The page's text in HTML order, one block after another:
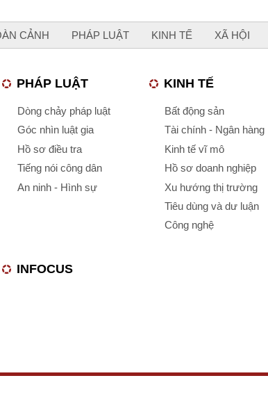
CẢNH PHÁP LUẬT KINH TẾ XÃ HỘI
PHÁP LUẬT
Dòng chảy pháp luật
Góc nhìn luật gia
Hồ sơ điều tra
Tiếng nói công dân
An ninh - Hình sự
KINH TẾ
Bất động sản
Tài chính - Ngân hàng
Kinh tế vĩ mô
Hồ sơ doanh nghiệp
Xu hướng thị trường
Tiêu dùng và dư luận
Công nghệ
INFOCUS